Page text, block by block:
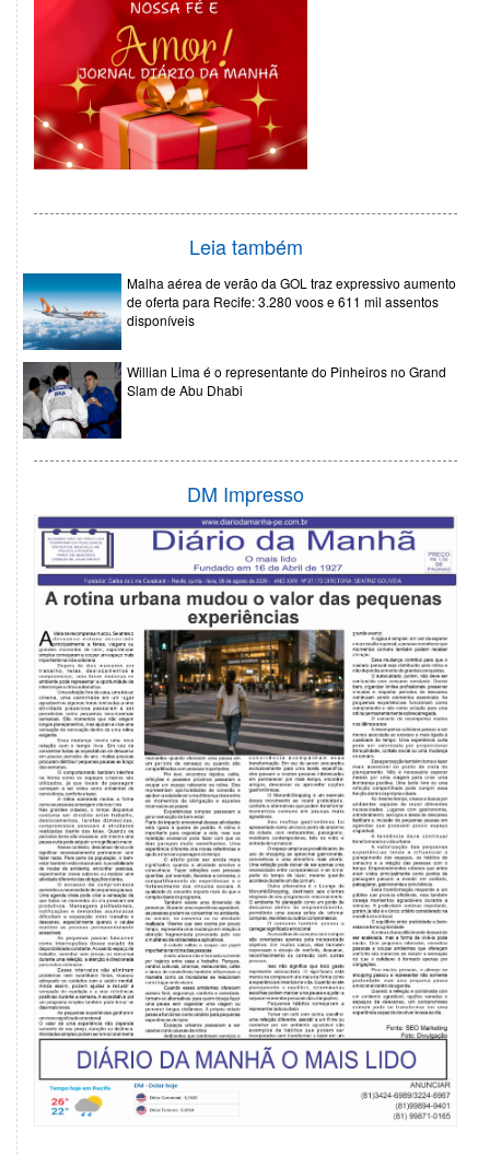
Leia também
Malha aérea de verão da GOL traz expressivo aumento
de oferta para Recife: 3.280 voos e 611 mil assentos
disponíveis
Willian Lima é o representante do Pinheiros no Grand
Slam de Abu Dhabi
DM Impresso